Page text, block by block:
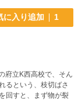
に入り追加 1
府立K西高校で、そん
るという、枝切ばさ
回すと、まず物が裂